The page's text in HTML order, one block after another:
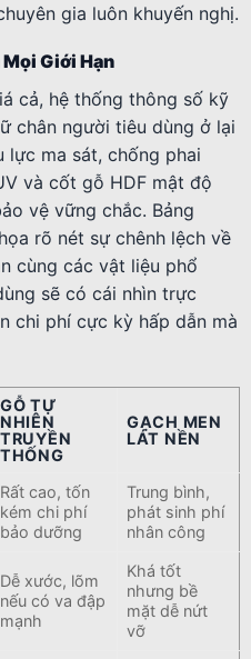
gia luôn khuyến nghị.
Giới Hạn
cả, hệ thống thông số kỹ
chân người tiêu dùng ở lại
lực ma sát, chống phai
và cốt gỗ HDF mật độ
vệ vững chắc. Bảng
rõ nét sự chênh lệch về
cùng các vật liệu phổ
sẽ có cái nhìn trực
chi phí cực kỳ hấp dẫn mà
GỖ TỰ
NHIÊN
TRUYỀN
THỐNG
GẠCH MEN
LÁT NỀN
Rất cao, tốn
kém chi phí
bảo dưỡng
Trung bình,
phát sinh phí
nhân công
Dễ xước, lõm
nếu có va đập
mạnh
Khá tốt
nhưng bề
mặt dễ nứt
vỡ